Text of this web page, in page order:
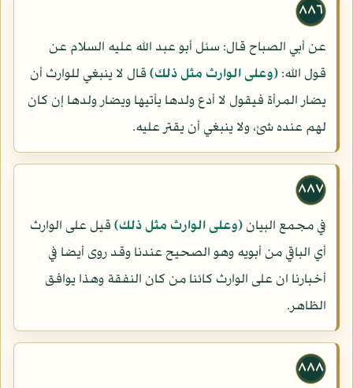
٨٨٦
عن أبي الصباح قال: سئل أبو عبد الله عليه السلام عن
قول الله: (وعلى الوارث مثل ذلك) قال لا ينبغي للوارث أن
يضار المرأة فيقول لا أدع ولدها يأتيها ويضار ولدها إن كان
لهم عنده شئ، ولا ينبغي أن يقتر عليه.
٨٨٧
في مجمع البيان(وعلى الوارث مثل ذلك) قيل على الوارث
أي الباقي من أبويه وهو الصحيح عندنا وقد روى أيضا في
أخبارنا ان على الوارث كائنا من كان النفقة وهذا يوافق
الظاهر.
٨٨٨